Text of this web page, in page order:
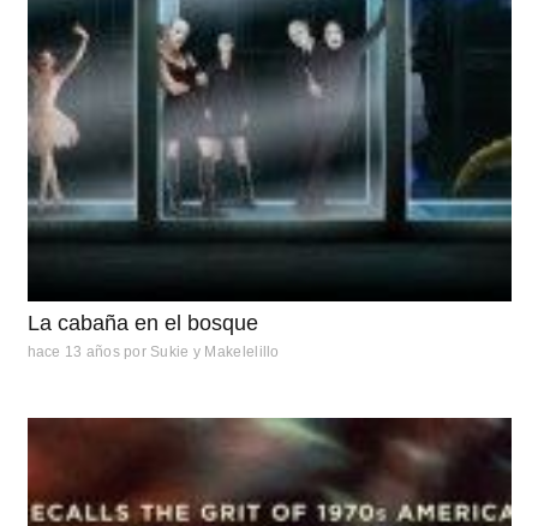
La cabaña en el bosque
hace 13 años por Sukie y Makelelillo